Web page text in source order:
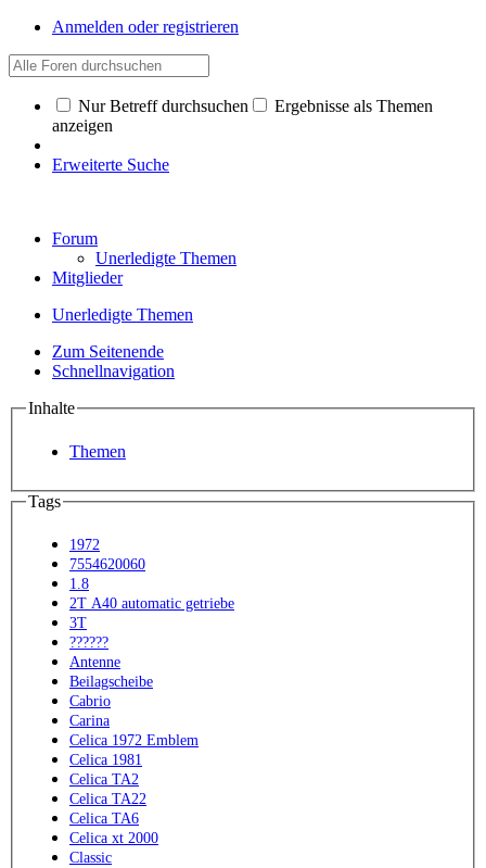
Anmelden oder registrieren
Nur Betreff durchsuchen
Ergebnisse als Themen
anzeigen
Erweiterte Suche
Forum
Unerledigte Themen
Mitglieder
Unerledigte Themen
Zum Seitenende
Schnellnavigation
Inhalte
Themen
Tags
1972
7554620060
1.8
2T A40 automatic getriebe
3T
??????
Antenne
Beilagscheibe
Cabrio
Carina
Celica 1972 Emblem
Celica 1981
Celica TA2
Celica TA22
Celica TA6
Celica xt 2000
Classic